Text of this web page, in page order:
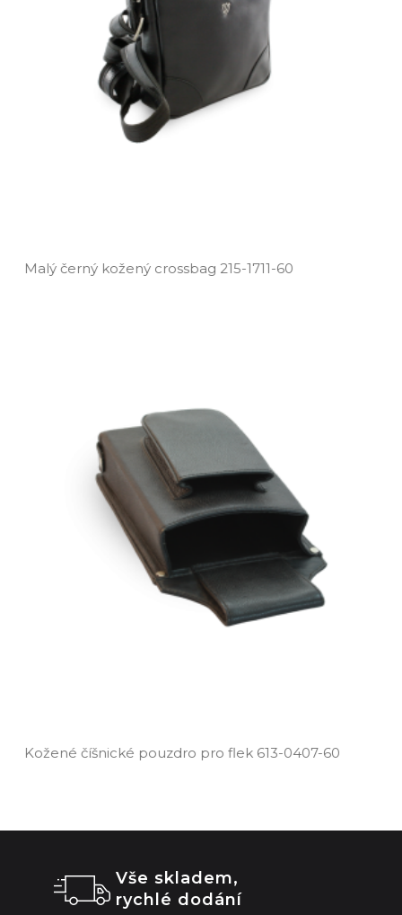
Malý černý kožený crossbag 215­-1711­-60
Kožené číšnické pouzdro pro flek 613­-0407­-60
Vše skladem,
rychlé dodání